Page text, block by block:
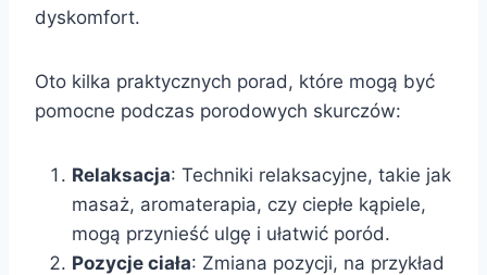
dyskomfort.
Oto kilka praktycznych porad, które mogą być
pomocne podczas porodowych skurczów:
Relaksacja: Techniki relaksacyjne, takie jak
masaż, aromaterapia, czy ciepłe kąpiele,
mogą przynieść ulgę i ułatwić poród.
Pozycje ciała: Zmiana pozycji, na przykład